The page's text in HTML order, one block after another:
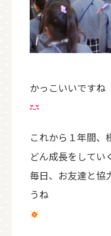
かっこいいですね
これから１年間、
どん成長をしてい
毎日、お友達と協
うね